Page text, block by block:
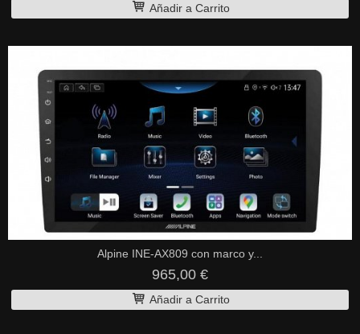
Añadir a Carrito
Alpine INE-AX809 con marco y...
965,00 €
Añadir a Carrito